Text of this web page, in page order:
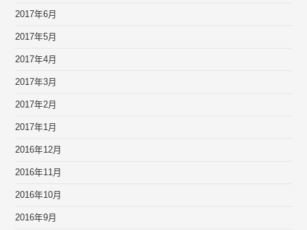
2017年6月
2017年5月
2017年4月
2017年3月
2017年2月
2017年1月
2016年12月
2016年11月
2016年10月
2016年9月